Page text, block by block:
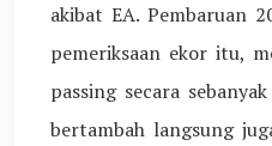
akibat EA. Pembaruan
pemeriksaan ekor itu,
passing secara
bertambah langsung